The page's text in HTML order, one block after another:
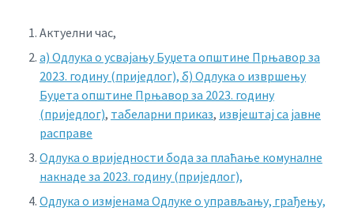
Актуелни час,
а) Одлука о усвајању Буџета општине Прњавор за
2023. годину (приједлог), б) Одлука о извршењу
Буџета општине Прњавор за 2023. годину
(приједлог), табеларни приказ, извјештај са јавне
расправе
Одлука о вриједности бода за плаћање комуналне
накнаде за 2023. годину (приједлог),
Oдлука о измјенама Одлуке о управљању, грађењу,